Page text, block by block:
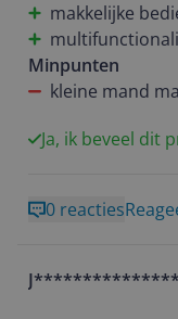
verbrand.
Bij andere
missen dit wel nu.
makkelijke
Minpunten
kleine mand
Ja, ik beveel dit
0 reacties